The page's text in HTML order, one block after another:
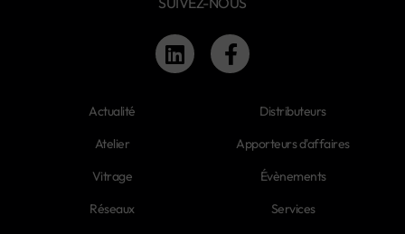
Actualité
Atelier
Vitrage
Réseaux
Distributeurs
Apporteurs d'affaires
Évènements
Services